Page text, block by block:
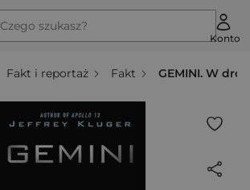
Czego szukasz?
Konto
Fakt i reportaż Fakt GEMINI. W